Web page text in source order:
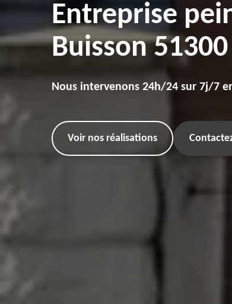
Entreprise
Buisson 51300
Nous intervenons 24h/24 sur 7j/7
Voir nos réalisations